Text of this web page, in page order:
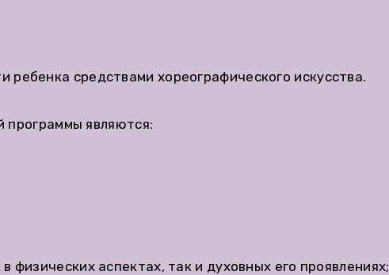
ребенка средствами хореографического искусства.
программы являются:
физических аспектах, так и духовных его проявлениях;